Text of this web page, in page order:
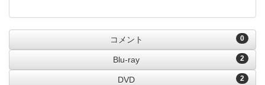
0
コメント
2
Blu-ray
2
DVD